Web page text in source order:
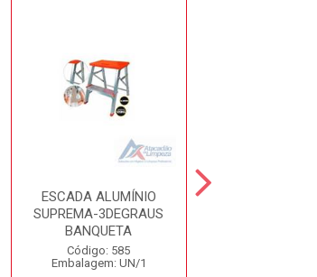
ESCADA ALUMÍNIO
SUPREMA-3DEGRAUS
BANQUETA
Código: 585
Embalagem: UN/1